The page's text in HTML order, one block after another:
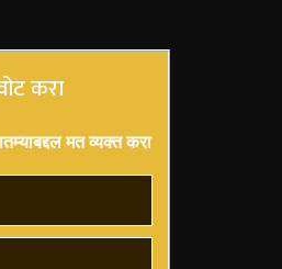
करा
मत व्यक्त करा